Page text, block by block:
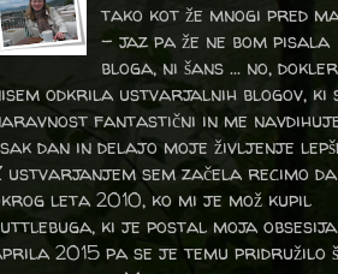
tako kot že mnogi pred
- jaz pa že ne bom pisala
bloga, ni šans ... no, dokler
odkrila ustvarjalnih blogov, ki
fantastični in me
dan in delajo moje življenje
ustvarjanjem sem začela recimo da
leta 2010, ko mi je mož kupil
ki je postal moja
2015 pa se je temu pridružilo